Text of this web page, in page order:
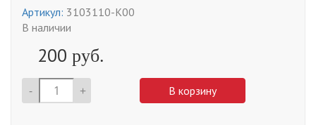
Артикул: 3103110-K00
В наличии
200 руб.
- + В корзину